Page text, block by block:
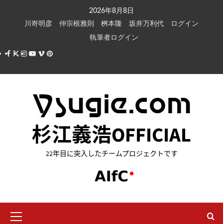
キ
2026年8月8日
川嵜明彦
仲宗根雅則 桝本隆 坂井万利代
ログイン
執筆者ログイン
Facebook
X Instagram
Youtube
VimeoPinterest
杉江義浩OFFICIAL
22年目に突入したチームプロジェクトです
イ